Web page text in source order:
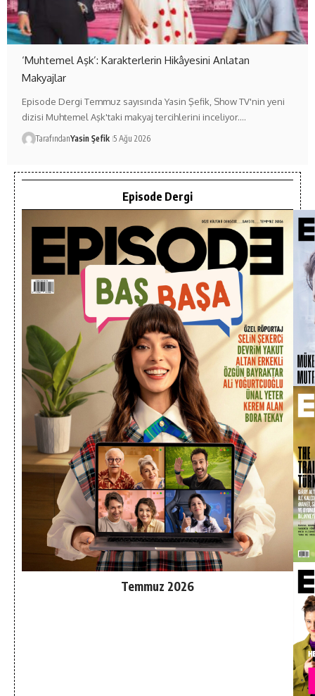
‘Muhtemel Aşk’: Karakterlerin Hikâyesini Anlatan
Makyajlar
Episode Dergi Temmuz sayısında Yasin Şefik, Show TV'nin yeni
dizisi Muhtemel Aşk'taki makyaj tercihlerini inceliyor.…
TarafındanYasin Şefik 5 Ağu 2026
Episode Dergi
Temmuz 2026